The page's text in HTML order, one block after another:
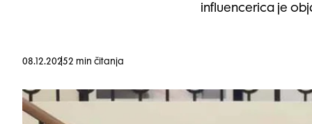
influencerica je
08.12.20252 min čitanja